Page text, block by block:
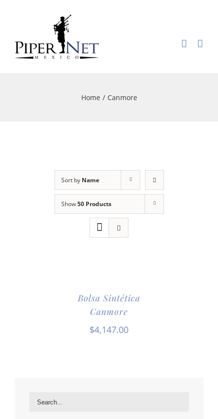
Home / Canmore
Sort by Name
Show50 Products
Bolsa Sintética
Canmore
$4,147.00